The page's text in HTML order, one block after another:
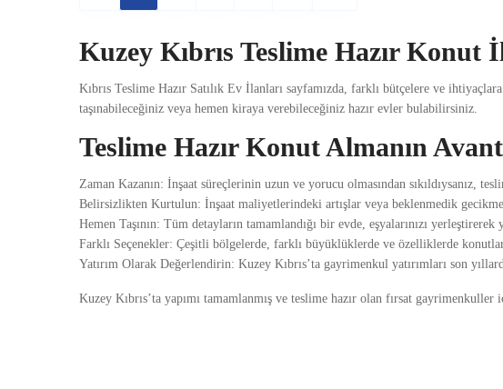
Kuzey Kıbrıs Teslime Hazır Konut
Kıbrıs Teslime Hazır Satılık Ev İlanları sayfamızda, farklı bütçelere ve
taşınabileceğiniz veya hemen kiraya verebileceğiniz hazır evler bulabilirsiniz.
Teslime Hazır Konut Almanın
Zaman Kazanın: İnşaat süreçlerinin uzun ve yorucu olmasından sıkıldıysanız,
Belirsizlikten Kurtulun: İnşaat maliyetlerindeki artışlar veya beklenmedik
Hemen Taşının: Tüm detayların tamamlandığı bir evde, eşyalarınızı
Farklı Seçenekler: Çeşitli bölgelerde, farklı büyüklüklerde ve özelliklerde konutlar
Yatırım Olarak Değerlendirin: Kuzey Kıbrıs’ta gayrimenkul yatırımları son
Kuzey Kıbrıs’ta yapımı tamamlanmış ve teslime hazır olan fırsat